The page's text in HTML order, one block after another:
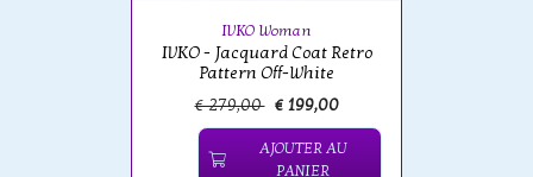
IVKO Woman
IVKO - Jacquard Coat Retro
Pattern Off-White
€ 279,00 € 199,00
AJOUTER AU
PANIER